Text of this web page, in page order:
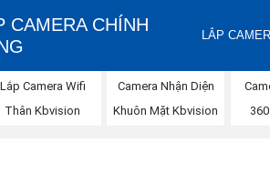
CAMERA CHÍNH
LẮP
Lắp Camera Wifi
Thân Kbvision
Camera Nhận Diện
Khuôn Mặt Kbvision